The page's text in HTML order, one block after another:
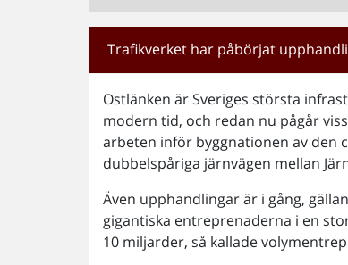
Trafikverket har påbörjat
Ostlänken är Sveriges största
modern tid, och redan nu pågår
arbeten inför byggnationen av den
dubbelspåriga järnvägen mellan
Även upphandlingar är i gång,
gigantiska entreprenaderna i en
10 miljarder, så kallade